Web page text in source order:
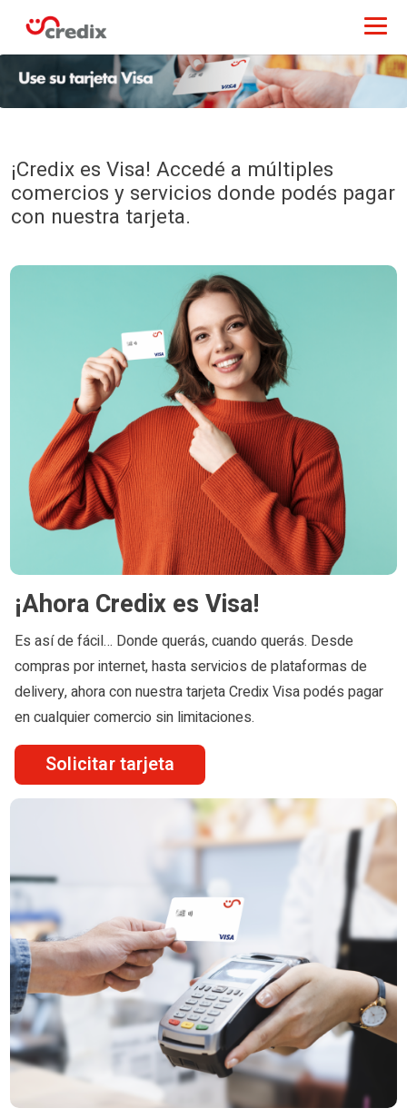
¡Credix es Visa! Accedé a múltiples
comercios y servicios donde podés pagar
con nuestra tarjeta.
¡Ahora Credix es Visa!
Es así de fácil… Donde querás, cuando querás. Desde
compras por internet, hasta servicios de plataformas de
delivery, ahora con nuestra tarjeta Credix Visa podés pagar
en cualquier comercio sin limitaciones.
Solicitar tarjeta